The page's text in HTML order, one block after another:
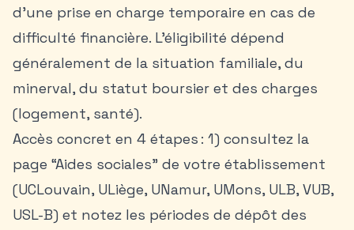
d’une prise en charge temporaire en cas de
difficulté financière. L’éligibilité dépend
généralement de la situation familiale, du
minerval, du statut boursier et des charges
(logement, santé).
Accès concret en 4 étapes : 1) consultez la
page “Aides sociales” de votre établissement
(UCLouvain, ULiège, UNamur, UMons, ULB, VUB,
USL-B) et notez les périodes de dépôt des